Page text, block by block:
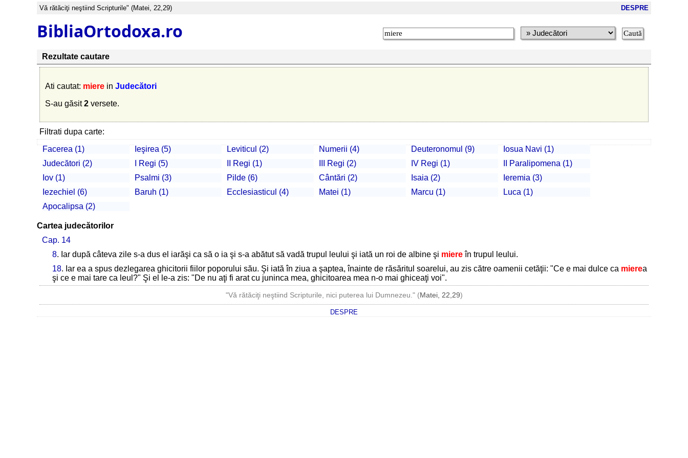
Vă rătăciţi neştiind Scripturile" (Matei, 22,29) DESPRE
BibliaOrtodoxa.ro
Rezultate cautare
Ati cautat: miere in Judecători
S-au găsit2 versete.
Filtrati dupa carte:
Facerea (1)
Ieşirea (5) Leviticul (2) Numerii (4) Deuteronomul (9)
Iosua Navi (1)
Judecători (2)
I Regi (5) II Regi (1) III Regi (2) IV Regi (1)
II Paralipomena (1)
Iov (1)
Psalmi (3) Pilde (6) Cântări (2) Isaia (2)
Ieremia (3)
Iezechiel (6)
Baruh (1) Ecclesiasticul (4) Matei (1) Marcu (1)
Luca (1)
Apocalipsa (2)
Cartea judecătorilor
Cap. 14
8. Iar după câteva zile s-a dus el iarăşi ca să o ia şi s-a abătut să vadă trupul leului şi iată un roi de albine şi miereîn trupul leului.
18. Iar ea a spus dezlegarea ghicitorii fiilor poporului său. Şi iată în ziua a şaptea, înainte de răsăritul soarelui, au zis către oamenii cetăţii: "Ce e mai dulce ca mierea
şi ce e mai tare ca leul?" Şi el le-a zis: "De nu aţi fi arat cu juninca mea, ghicitoarea mea n-o mai ghiceaţi voi".
"Vă rătăciţi neştiind Scripturile, nici puterea lui Dumnezeu." (Matei, 22,29)
DESPRE